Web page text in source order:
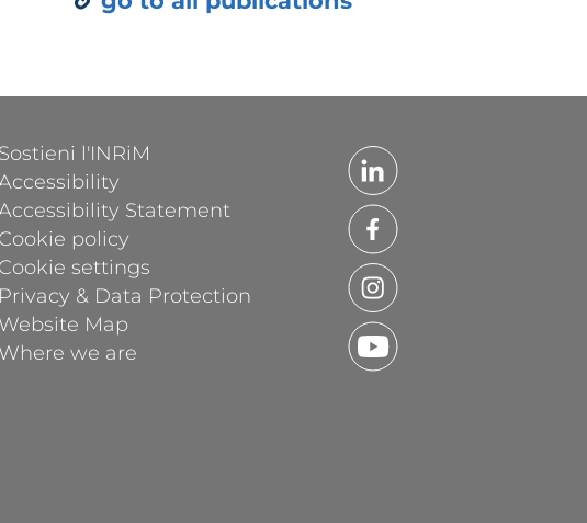
2
Sostieni l'INRiM
Statement
Cookie policy
Cookie settings
Privacy & Data Protection
Website Map
Where we are